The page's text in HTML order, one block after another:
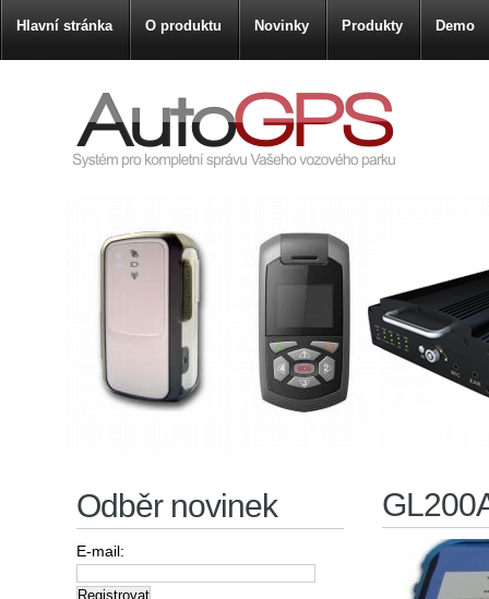
Hlavní stránka O produktu Novinky Produkty Demo
Odběr novinek
E-mail: